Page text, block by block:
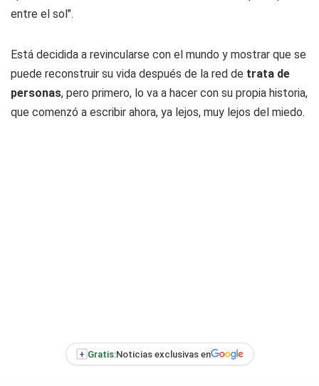
entre el sol".
Está decidida a revincularse con el mundo y mostrar que se
puede reconstruir su vida después de la red de trata de
personas, pero primero, lo va a hacer con su propia historia,
que comenzó a escribir ahora, ya lejos, muy lejos del miedo.
+ Gratis:Noticias exclusivas en